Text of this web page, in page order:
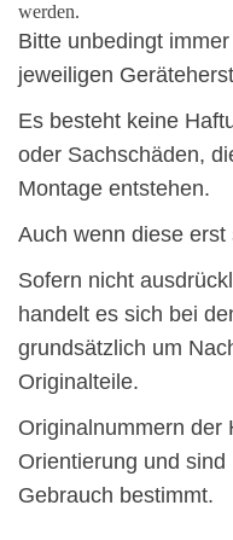
werden.
Bitte unbedingt
jeweiligen
Es besteht keine
oder Sachschäden,
Montage entstehen.
Auch wenn diese
Sofern nicht
handelt es sich bei
grundsätzlich um
Originalteile.
Originalnummern der
Orientierung und
Gebrauch bestimmt.